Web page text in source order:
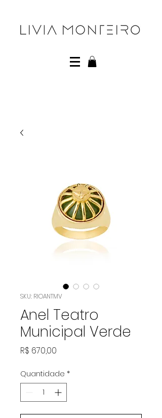
SKU: RIOANTMV
Anel Teatro
Municipal Verde
R$ 670,00
Quantidade *